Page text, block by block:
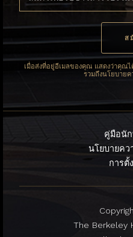
เมื่อส่งที่อยู่อีเมลของคุณ แสดงว่าคุณ
รวมถึงนโยบาย
The Berkeley
คู่มือนัก
นโยบายคว
การตั้